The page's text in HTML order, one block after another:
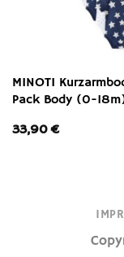
MINOTI
Pack Body (0-
33,90€